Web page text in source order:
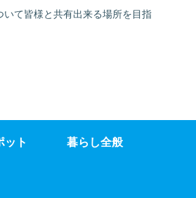
て皆様と共有出来る場所を目指
ット 暮らし全般